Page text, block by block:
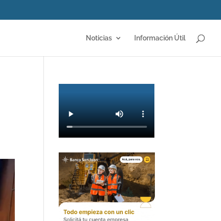
Noticias Información Útil